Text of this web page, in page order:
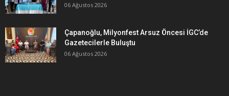
06 Ağustos 2026
Çapanoğlu, Milyonfest Arsuz Öncesi İGC’de
Gazetecilerle Buluştu
06 Ağustos 2026